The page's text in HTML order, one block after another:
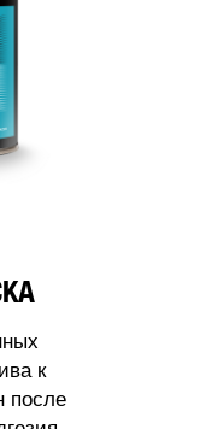
к
после